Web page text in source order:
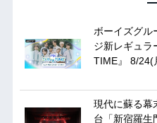
ボーイズグル
ジ新レギュラ
TIME』 8/24(
現代に蘇る幕
台「新宿羅生